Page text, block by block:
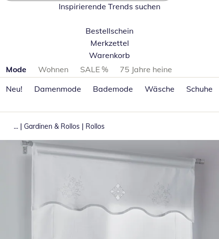
Inspirierende Trends suchen
Bestellschein
Merkzettel
Warenkorb
Produktkategorien überspringen
Mode Wohnen SALE %
75 Jahre heine
Neu!
Damenmode Bademode Wäsche Schuhe
... | Gardinen & Rollos | Rollos